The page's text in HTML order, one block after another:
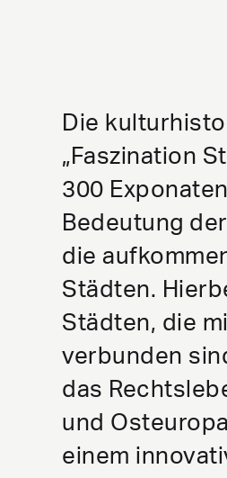
Die
„Faszination
300
Bedeutung
die
Städten.
Städten, die
verbunden
das
und
einem